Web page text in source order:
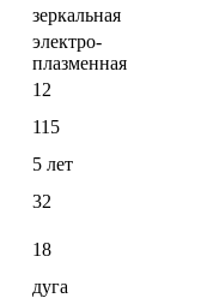
зеркальная
электро-
плазменная
12
115
5 лет
32
18
дуга